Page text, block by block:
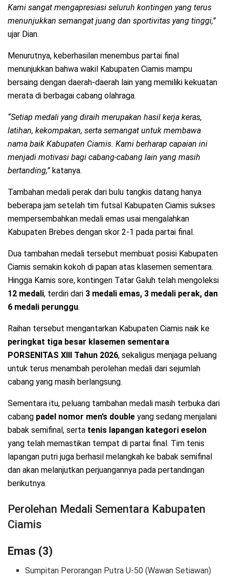
Kami sangat mengapresiasi seluruh kontingen yang terus
menunjukkan semangat juang dan sportivitas yang tinggi,”
ujar Dian.
Menurutnya, keberhasilan menembus partai final
menunjukkan bahwa wakil Kabupaten Ciamis mampu
bersaing dengan daerah-daerah lain yang memiliki kekuatan
merata di berbagai cabang olahraga.
“Setiap medali yang diraih merupakan hasil kerja keras,
latihan, kekompakan, serta semangat untuk membawa
nama baik Kabupaten Ciamis. Kami berharap capaian ini
menjadi motivasi bagi cabang-cabang lain yang masih
bertanding,”katanya.
Tambahan medali perak dari bulu tangkis datang hanya
beberapa jam setelah tim futsal Kabupaten Ciamis sukses
mempersembahkan medali emas usai mengalahkan
Kabupaten Brebes dengan skor 2-1 pada partai final.
Dua tambahan medali tersebut membuat posisi Kabupaten
Ciamis semakin kokoh di papan atas klasemen sementara.
Hingga Kamis sore, kontingen Tatar Galuh telah mengoleksi
12 medali, terdiri dari 3 medali emas, 3 medali perak, dan
6 medali perunggu.
Raihan tersebut mengantarkan Kabupaten Ciamis naik ke
peringkat tiga besar klasemen sementara
PORSENITAS XIII Tahun 2026, sekaligus menjaga peluang
untuk terus menambah perolehan medali dari sejumlah
cabang yang masih berlangsung.
Sementara itu, peluang tambahan medali masih terbuka dari
cabang padel nomor men’s double yang sedang menjalani
babak semifinal, serta tenis lapangan kategori eselon
yang telah memastikan tempat di partai final. Tim tenis
lapangan putri juga berhasil melangkah ke babak semifinal
dan akan melanjutkan perjuangannya pada pertandingan
berikutnya.
Perolehan Medali Sementara Kabupaten
Ciamis
Emas (3)
Sumpitan Perorangan Putra U-50 (Wawan Setiawan)